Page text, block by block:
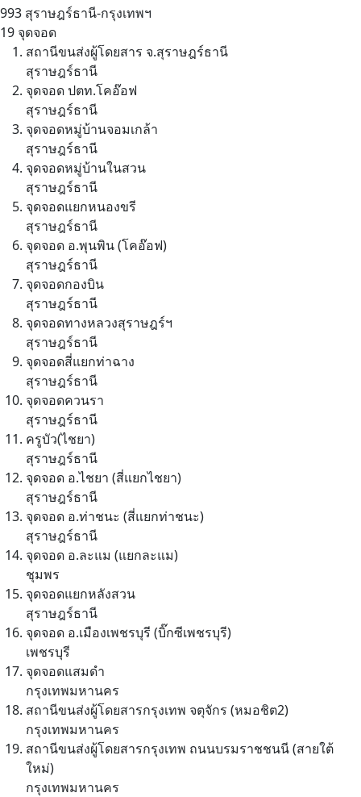
993 สุราษฎร์ธานี-กรุงเทพฯ
19 จุดจอด
สถานีขนส่งผู้โดยสาร จ.สุราษฎร์ธานี
สุราษฎร์ธานี
จุดจอด ปตท.โคอ๊อฟ
สุราษฎร์ธานี
จุดจอดหมู่บ้านจอมเกล้า
สุราษฎร์ธานี
จุดจอดหมู่บ้านในสวน
สุราษฎร์ธานี
จุดจอดแยกหนองขรี
สุราษฎร์ธานี
จุดจอด อ.พุนพิน (โคอ๊อฟ)
สุราษฎร์ธานี
จุดจอดกองบิน
สุราษฎร์ธานี
จุดจอดทางหลวงสุราษฎร์ฯ
สุราษฎร์ธานี
จุดจอดสี่แยกท่าฉาง
สุราษฎร์ธานี
จุดจอดควนรา
สุราษฎร์ธานี
ครูบัว(ไชยา)
สุราษฎร์ธานี
จุดจอด อ.ไชยา (สี่แยกไชยา)
สุราษฎร์ธานี
จุดจอด อ.ท่าชนะ (สี่แยกท่าชนะ)
สุราษฎร์ธานี
จุดจอด อ.ละแม (แยกละแม)
ชุมพร
จุดจอดแยกหลังสวน
สุราษฎร์ธานี
จุดจอด อ.เมืองเพชรบุรี (บิ๊กซีเพชรบุรี)
เพชรบุรี
จุดจอดแสมดำ
กรุงเทพมหานคร
สถานีขนส่งผู้โดยสารกรุงเทพ จตุจักร (หมอชิต2)
กรุงเทพมหานคร
สถานีขนส่งผู้โดยสารกรุงเทพ ถนนบรมราชชนนี (สายใต้
ใหม่)
กรุงเทพมหานคร